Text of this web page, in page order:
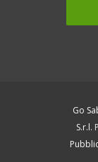
Go
S.r.l.